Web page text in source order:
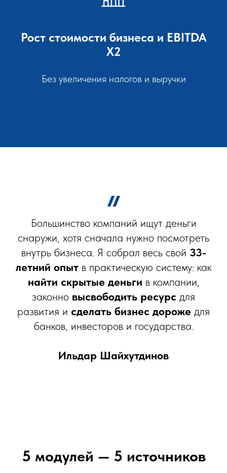
Рост стоимости бизнеса и EBITDA
Х2
Без увеличения налогов и выручки
Большинство компаний ищут деньги
снаружи, хотя сначала нужно посмотреть
внутрь бизнеса. Я собрал весь свой 33-
летний опытв практическую систему: как
найти скрытые деньги в компании,
законно высвободить ресурс для
развития и сделать бизнес дороже для
банков, инвесторов и государства.
Ильдар Шайхутдинов
5 модулей — 5 источников